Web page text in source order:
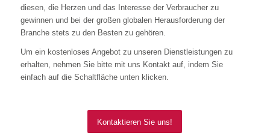
diesen, die Herzen und das Interesse der Verbraucher zu
gewinnen und bei der großen globalen Herausforderung der
Branche stets zu den Besten zu gehören.
Um ein kostenloses Angebot zu unseren Dienstleistungen zu
erhalten, nehmen Sie bitte mit uns Kontakt auf, indem Sie
einfach auf die Schaltfläche unten klicken.
Kontaktieren Sie uns!